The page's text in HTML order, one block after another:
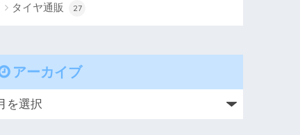
タイヤ通販 27
アーカイブ